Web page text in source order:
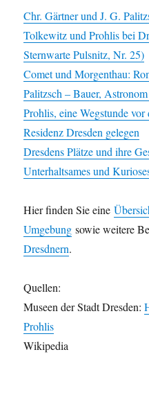
Chr. Gärtner und J. G.
Tolkewitz und Prohlis bei
Sternwarte Pulsnitz, Nr. 25)
Comet und Morgenthau:
Palitzsch – Bauer,
Prohlis, eine Wegstunde
Residenz Dresden gelegen
Dresdens Plätze und ihre
Unterhaltsames und
Hier finden Sie eine
Umgebung sowie weitere
Dresdnern.
Quellen:
Museen der Stadt Dresden:
Prohlis
Wikipedia